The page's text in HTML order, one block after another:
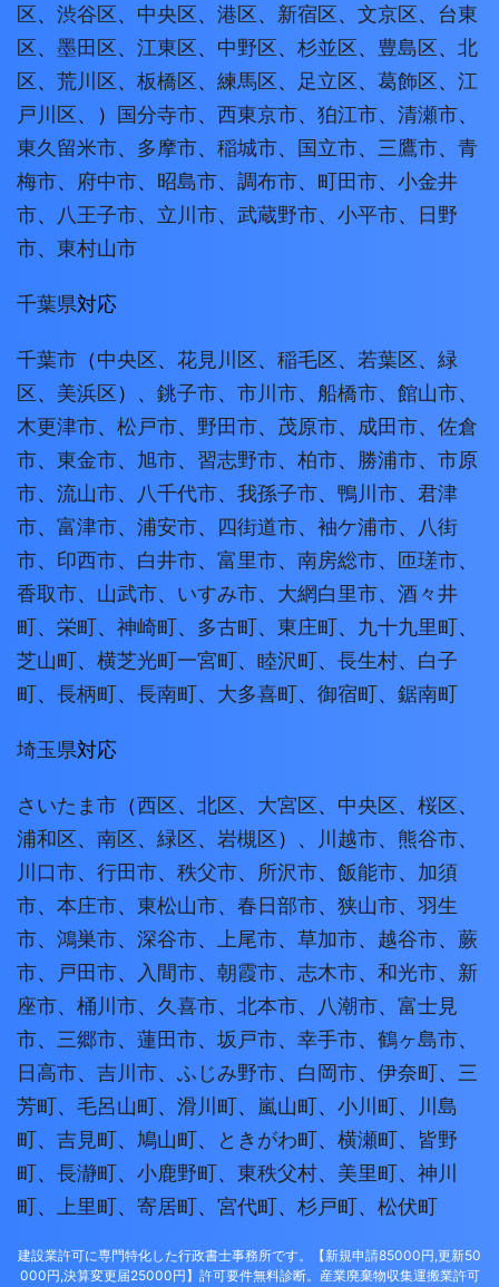
区、 渋谷区、 中央区、 港区、 新宿区、 文京区、 台東
区、 墨田区、 江東区、 中野区、 杉並区、 豊島区、 北
区、 荒川区、 板橋区、 練馬区、 足立区、 葛飾区、 江
戸川区、） 国分寺市、 西東京市、 狛江市、 清瀬市、
東久留米市、 多摩市、 稲城市、 国立市、 三鷹市、 青
梅市、 府中市、 昭島市、 調布市、 町田市、 小金井
市、 八王子市、 立川市、 武蔵野市、 小平市、 日野
市、 東村山市
千葉県対応
千葉市 （中央区、 花見川区、 稲毛区、 若葉区、 緑
区、 美浜区）、 銚子市、 市川市、 船橋市、 館山市、
木更津市、 松戸市、 野田市、 茂原市、 成田市、 佐倉
市、 東金市、 旭市、 習志野市、 柏市、 勝浦市、 市原
市、 流山市、 八千代市、 我孫子市、 鴨川市、 君津
市、 富津市、 浦安市、 四街道市、 袖ケ浦市、
八街
市、 印西市、 白井市、 富里市、 南房総市、 匝瑳市、
香取市、 山武市、 いすみ市、 大網白里市、 酒々井
町、 栄町、 神崎町、 多古町、 東庄町、 九十九里町、
芝山町、 横芝光町一宮町、 睦沢町、 長生村、 白子
町、 長柄町、 長南町、 大多喜町、 御宿町、 鋸南町
埼玉県対応
さいたま市 （西区、 北区、 大宮区、 中央区、 桜区、
浦和区、 南区、 緑区、 岩槻区）、 川越市、 熊谷市、
川口市、 行田市、 秩父市、 所沢市、 飯能市、 加須
市、 本庄市、 東松山市、 春日部市、 狭山市、 羽生
市、 鴻巣市、 深谷市、 上尾市、 草加市、 越谷市、 蕨
市、 戸田市、 入間市、 朝霞市、 志木市、 和光市、 新
座市、 桶川市、 久喜市、 北本市、 八潮市、 富士見
市、 三郷市、 蓮田市、 坂戸市、 幸手市、 鶴ヶ島市、
日高市、 吉川市、 ふじみ野市、 白岡市、 伊奈町、 三
芳町、 毛呂山町、 滑川町、 嵐山町、 小川町、
川島
町、 吉見町、 鳩山町、 ときがわ町、 横瀬町、 皆野
町、 長瀞町、 小鹿野町、 東秩父村、 美里町、 神川
町、 上里町、 寄居町、 宮代町、 杉戸町、 松伏町
建設業許可に専門特化した行政書士事務所です。【新規申請85000円,更新50
000円,決算変更届25000円】許可要件無料診断。産業廃棄物収集運搬業許可